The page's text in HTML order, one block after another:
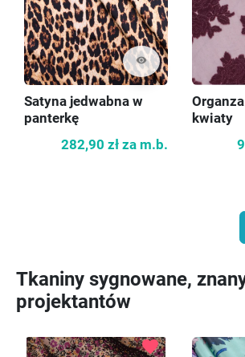
visibility
Satyna jedwabna w
panterkę
282,90 zł za m.b.
kwiaty
Tkaniny sygnowane,
projektantów
favorite